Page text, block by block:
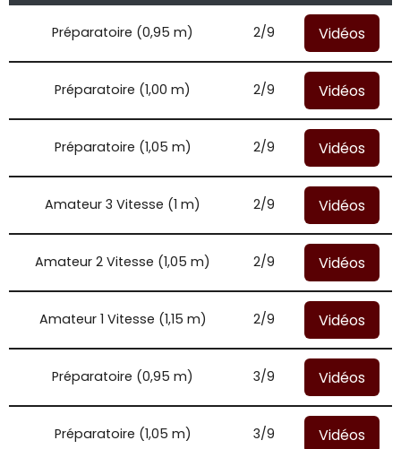
Préparatoire (0,95 m) 2/9 Vidéos
Préparatoire (1,00 m) 2/9 Vidéos
Préparatoire (1,05 m) 2/9 Vidéos
Amateur 3 Vitesse (1 m) 2/9 Vidéos
Amateur 2 Vitesse (1,05 m) 2/9 Vidéos
Amateur 1 Vitesse (1,15 m) 2/9 Vidéos
Préparatoire (0,95 m) 3/9 Vidéos
Préparatoire (1,05 m) 3/9 Vidéos